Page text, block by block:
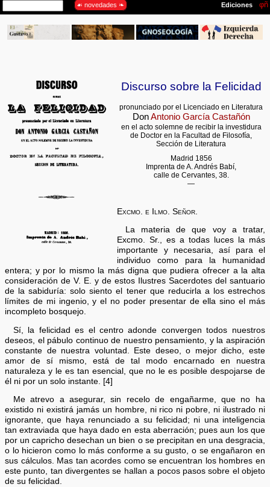
Discurso sobre la Felicidad
pronunciado por el Licenciado en Literatura
DonAntonio García Castañón
en el acto solemne de recibir la investidura
de Doctor en la Facultad de Filosofía,
Sección de Literatura
Madrid 1856
Imprenta de A. Andrés Babí,
calle de Cervantes, 38.
—
Excmo. e Ilmo. Señor.
La materia de que voy a tratar,
Excmo. Sr., es a todas luces la más
importante y necesaria, así para el
individuo como para la humanidad
entera; y por lo mismo la más digna que pudiera ofrecer a la alta
consideración de V. E. y de estos Ilustres Sacerdotes del santuario
de la sabiduría: solo siento el tener que reducirla a los estrechos
límites de mi ingenio, y el no poder presentar de ella sino el más
incompleto bosquejo.
Sí, la felicidad es el centro adonde convergen todos nuestros
deseos, el pábulo continuo de nuestro pensamiento, y la aspiración
constante de nuestra voluntad. Este deseo, o mejor dicho, este
amor de sí mismo, está de tal modo encarnado en nuestra
naturaleza y le es tan esencial, que no le es posible despojarse de
él ni por un solo instante. [4]
Me atrevo a asegurar, sin recelo de engañarme, que no ha
existido ni existirá jamás un hombre, ni rico ni pobre, ni ilustrado ni
ignorante, que haya renunciado a su felicidad; ni una inteligencia
tan extraviada que haya dado en esta aberración; pues aun los que
por un capricho desechan un bien o se precipitan en una desgracia,
o lo hicieron como lo más conforme a su gusto, o se engañaron en
sus cálculos. Mas tan acordes como se encuentran los hombres en
este punto, tan divergentes se hallan a pocos pasos sobre el objeto
de su felicidad.